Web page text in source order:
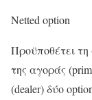
Netted option
Προϋποθέτει
της αγοράς
(dealer) δύο